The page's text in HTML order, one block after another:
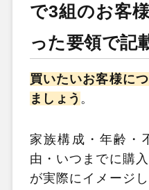
で3組のお客
った要領で記
買いたいお客様に
ましょう 。
家族構成・年齢・
由・いつまでに購
が実際にイメージ